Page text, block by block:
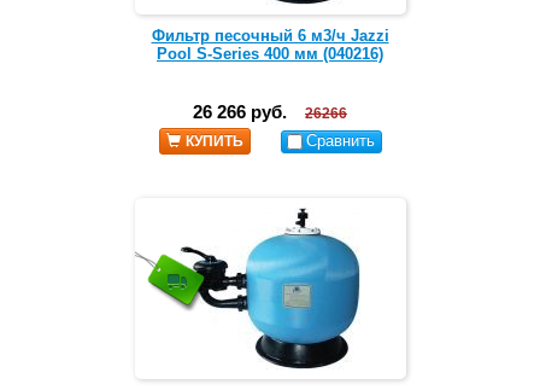
Фильтр песочный 6 м3/ч Jazzi
Pool S-Series 400 мм (040216)
26 266 руб.
26266
КУПИТЬ
Сравнить